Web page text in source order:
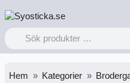
Hem Kategorier